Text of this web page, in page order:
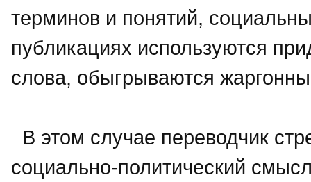
терминов и понятий,
публикациях используются
слова, обыгрываются
В этом случае переводчик
социально-политический